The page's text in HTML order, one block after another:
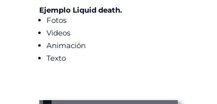
Ejemplo Liquid death.
Fotos
Videos
Animación
Texto